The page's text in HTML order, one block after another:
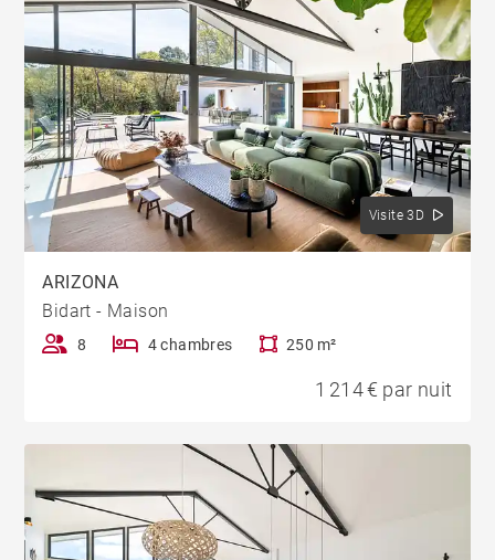
Visite 3D
ARIZONA
Bidart - Maison
8 4 chambres 250 m²
1 214 € par nuit